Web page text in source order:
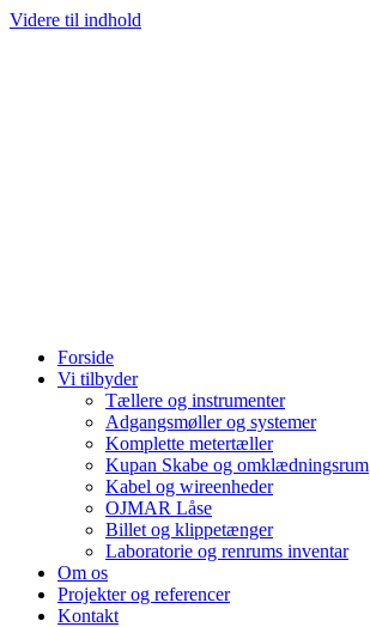
Videre til indhold
Forside
Vi tilbyder
Tællere og instrumenter
Adgangsmøller og systemer
Komplette metertæller
Kupan Skabe og omklædningsrum
Kabel og wireenheder
OJMAR Låse
Billet og klippetænger
Laboratorie og renrums inventar
Om os
Projekter og referencer
Kontakt